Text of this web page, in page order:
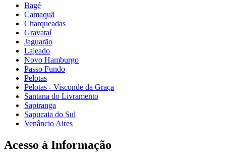
Bagé
Camaquã
Charqueadas
Gravataí
Jaguarão
Lajeado
Novo Hamburgo
Passo Fundo
Pelotas
Pelotas - Visconde da Graça
Santana do Livramento
Sapiranga
Sapucaia do Sul
Venâncio Aires
Acesso à Informação